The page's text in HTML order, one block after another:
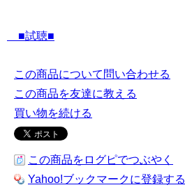
■試聴■
この商品について問い合わせる
この商品を友達に教える
買い物を続ける
この商品をログピでつぶやく
Yahoo!ブックマークに登録する